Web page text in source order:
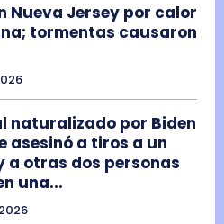
Nueva Jersey por calor
tormentas causaron
naturalizado por Biden
asesinó a tiros a un
a otras dos personas
una...